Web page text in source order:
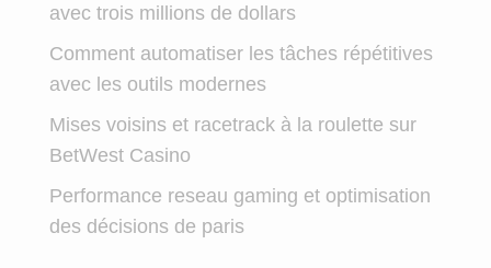
avec trois millions de dollars
Comment automatiser les tâches répétitives
avec les outils modernes
Mises voisins et racetrack à la roulette sur
BetWest Casino
Performance reseau gaming et optimisation
des décisions de paris